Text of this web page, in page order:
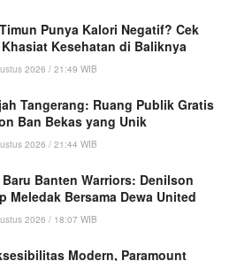
Punya Kalori Negatif? Cek
Kesehatan di Baliknya
2026 / 21:49 WIB
Tangerang: Ruang Publik Gratis
Ban Bekas yang Unik
2026 / 21:44 WIB
Banten Warriors: Denilson
Meledak Bersama Dewa United
2026 / 18:07 WIB
Modern, Paramount